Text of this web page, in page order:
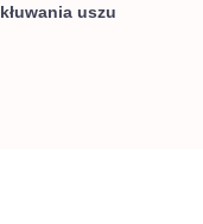
uszu